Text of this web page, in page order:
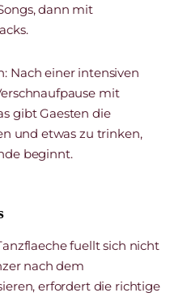
dann mit
Nach einer intensiven
mit
gibt Gaesten die
und etwas zu trinken,
beginnt.
fuellt sich nicht
nach dem
erfordert die richtige